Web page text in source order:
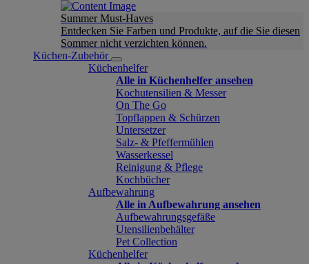
Summer Must-Haves
Entdecken Sie Farben und Produkte, auf die Sie diesen
Sommer nicht verzichten können.
Küchen-Zubehör
Küchenhelfer
Alle in Küchenhelfer ansehen
Kochutensilien & Messer
On The Go
Topflappen & Schürzen
Untersetzer
Salz- & Pfeffermühlen
Wasserkessel
Reinigung & Pflege
Kochbücher
Aufbewahrung
Alle in Aufbewahrung ansehen
Aufbewahrungsgefäße
Utensilienbehälter
Pet Collection
Küchenhelfer